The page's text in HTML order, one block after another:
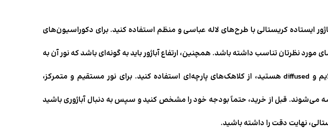
ایستاده کریستالی با طرح‌های لاله عباسی و منظم استفاده کنید. برای دکوراسیون‌های
مورد نظرتان تناسب داشته باشد. همچنین، ارتفاع آباژور باید به گونه‌ای باشد که نور آن به
اگر به دنبال نوری ملایم و diffused هستید، از کلاهک‌های پارچه‌ای استفاده کنید. برای نور مستقیم و متمرکز،
می‌شوند. قبل از خرید، حتماً بودجه خود را مشخص کنید و سپس به دنبال آباژوری باشید
نهایت دقت را داشته باشید.